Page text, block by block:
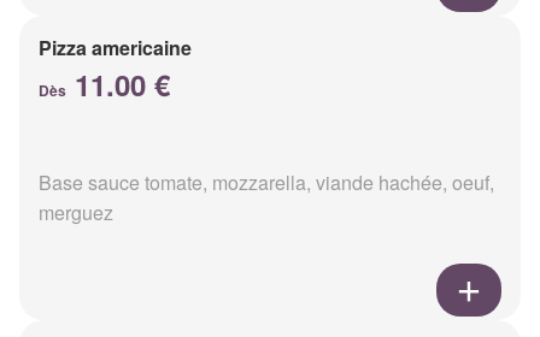
Pizza americaine
Dès 11.00 €
Base sauce tomate, mozzarella, viande hachée, oeuf,
merguez